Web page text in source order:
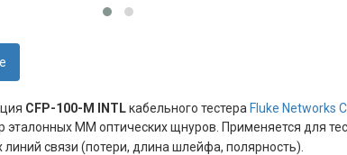
CFP-100-M INTLкабельного тестера Fluke Networks
эталонных MM оптических щнуров. Применяется для
линий связи (потери, длина шлейфа, полярность).